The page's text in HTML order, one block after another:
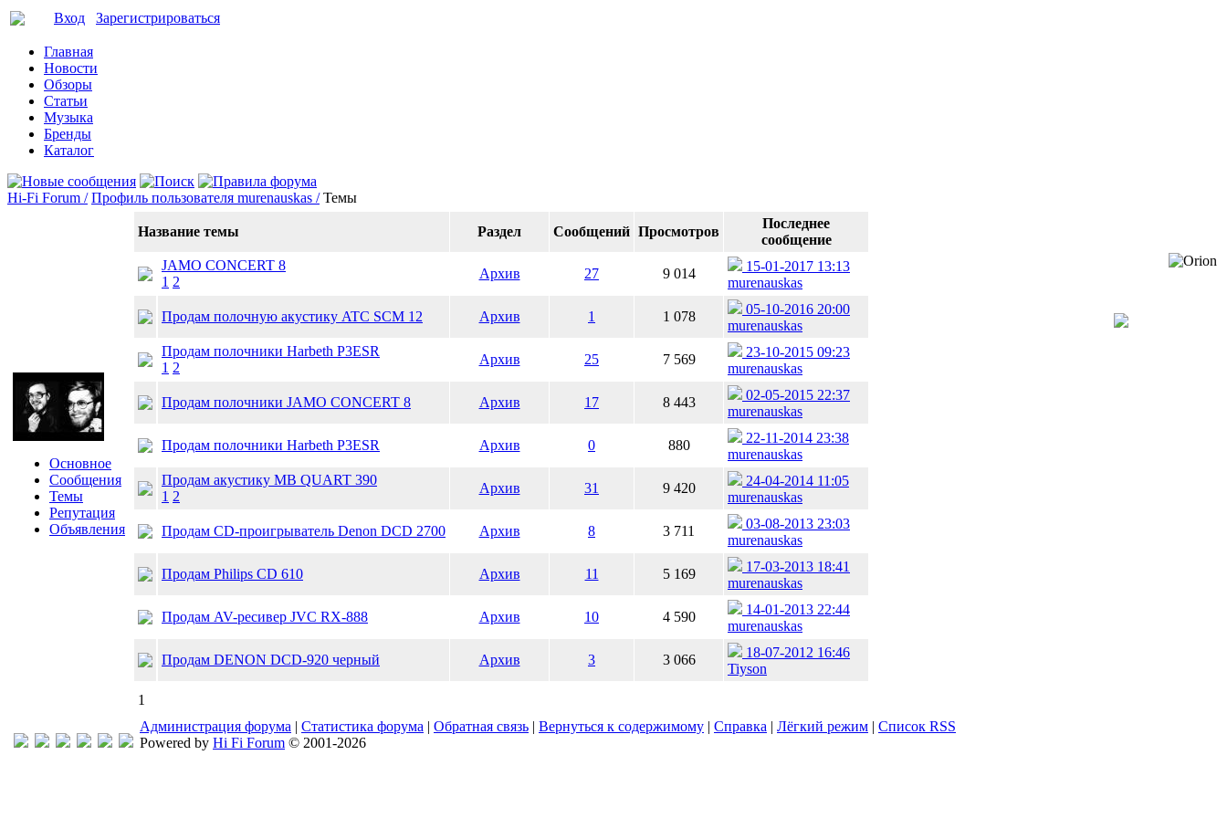
Вход Зарегистрироваться
Главная
Новости
Обзоры
Статьи
Музыка
Бренды
Каталог
Hi-Fi Forum / Профиль пользователя murenauskas / Темы
Основное
Сообщения
Темы
Репутация
Объявления
Название темы Раздел Сообщений Просмотров
Последнее
сообщение
JAMO CONCERT 8
1 2
Архив 27 9 014
15-01-2017 13:13
murenauskas
Продам полочную акустику ATC SCM 12 Архив 1 1 078
05-10-2016 20:00
murenauskas
Продам полочники Harbeth P3ESR
1 2
Архив 25 7 569
23-10-2015 09:23
murenauskas
Продам полочники JAMO CONCERT 8 Архив 17 8 443
02-05-2015 22:37
murenauskas
Продам полочники Harbeth P3ESR Архив 0 880
22-11-2014 23:38
murenauskas
Продам акустику MB QUART 390
1 2
Архив 31 9 420
24-04-2014 11:05
murenauskas
Продам CD-проигрыватель Denon DCD 2700 Архив 8 3 711
03-08-2013 23:03
murenauskas
Продам Philips CD 610 Архив 11 5 169
17-03-2013 18:41
murenauskas
Продам AV-ресивер JVC RX-888 Архив 10 4 590
14-01-2013 22:44
murenauskas
Продам DENON DCD-920 черный Архив 3 3 066
18-07-2012 16:46
Tiyson
1
Администрация форума | Статистика форума | Обратная связь | Вернуться к содержимому | Справка | Лёгкий режим | Список RSS
Powered by Hi Fi Forum © 2001-2026